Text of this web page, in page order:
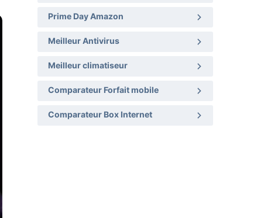
Prime Day Amazon
Meilleur Antivirus
Meilleur climatiseur
Comparateur Forfait mobile
Comparateur Box Internet